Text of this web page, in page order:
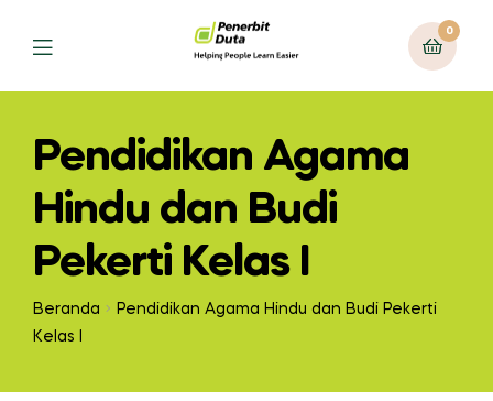
Menu
0
Pendidikan Agama
Hindu dan Budi
Pekerti Kelas I
Beranda
Pendidikan Agama Hindu dan Budi Pekerti
Kelas I